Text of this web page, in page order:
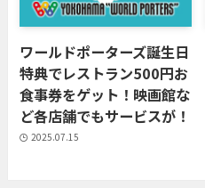
ワールドポーターズ誕生日
特典でレストラン500円お
食事券をゲット！映画館な
ど各店舗でもサービスが！
2025.07.15